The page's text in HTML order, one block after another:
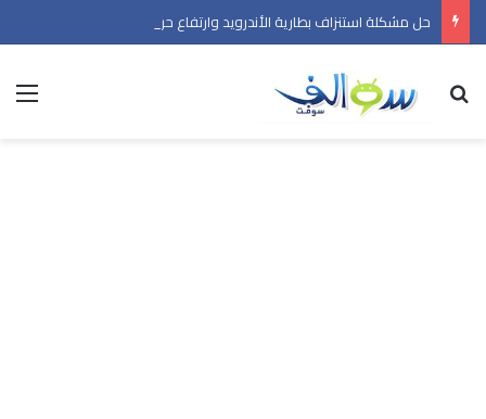
حل مشكلة استنزاف بطارية الأندرويد وارتفاع حرارة الهاتف في 2026
بحث عن